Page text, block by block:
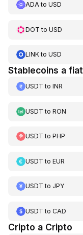
ADAto USD
DOT to USD
LINKto USD
Stablecoins a fiat
USDT to INR
USDT to RON
USDT to PHP
USDT to EUR
USDT to JPY
USDT to CAD
Cripto a Cripto